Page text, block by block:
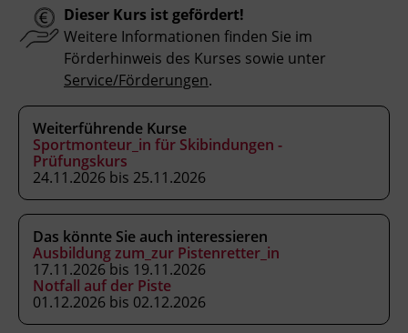
Kursformat
Präsenzunterricht
Leitung
Fachtrainer_in
Abschluss
Kursbesuchsbestätigung
Hinweis
Bitte bringen Sie festes Schuhwerk und, wenn
Dieser Kurs ist gefördert!
Weitere Informationen finden Sie im
Förderhinweis des Kurses sowie unter
Service/Förderungen.
Weiterführende Kurse
Sportmonteur_in für Skibindungen -
Prüfungskurs
24.11.2026 bis 25.11.2026
Das könnte Sie auch interessieren
Ausbildung zum_zur Pistenretter_in
17.11.2026 bis 19.11.2026
Notfall auf der Piste
01.12.2026 bis 02.12.2026